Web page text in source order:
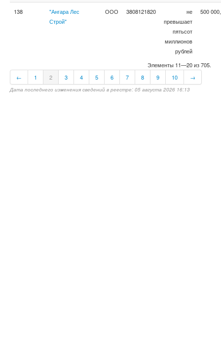
138
"Ангара Лес
Строй"
ООО 3808121820
не
превышает
пятьсот
миллионов
рублей
500
Элементы 11—20 из 705.
←
1 2 3 4 5 6 7 8 9 10 →
Дата последнего изменения сведений в реестре: 05 августа 2026 16:13